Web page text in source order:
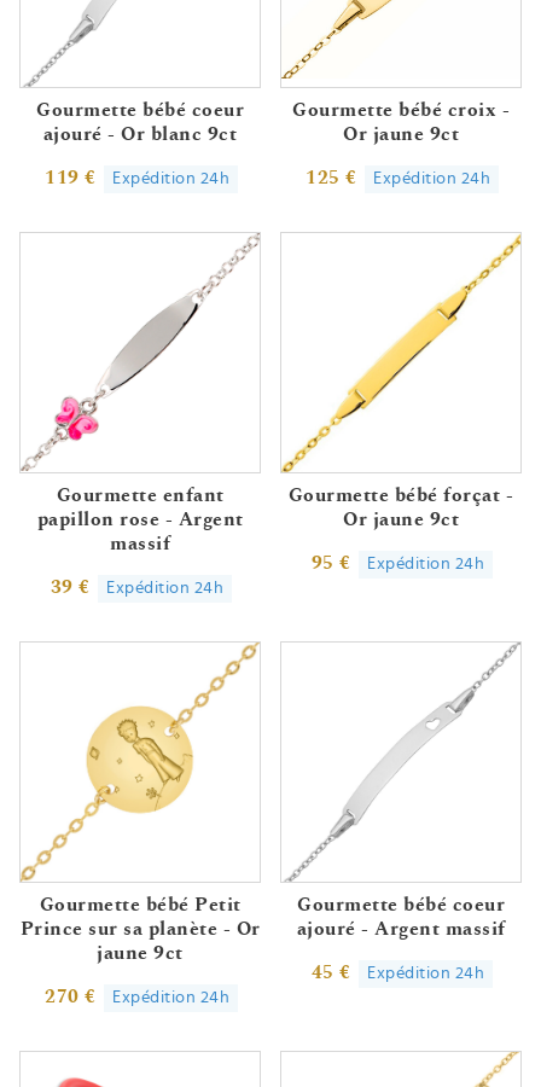
Gourmette bébé coeur
ajouré - Or blanc 9ct
119 € Expédition 24h
Gourmette bébé croix -
Or jaune 9ct
125 € Expédition 24h
Gourmette enfant
papillon rose - Argent
massif
39 € Expédition 24h
Gourmette bébé forçat -
Or jaune 9ct
95 € Expédition 24h
Gourmette bébé Petit
Prince sur sa planète - Or
jaune 9ct
270 € Expédition 24h
Gourmette bébé coeur
ajouré - Argent massif
45 € Expédition 24h